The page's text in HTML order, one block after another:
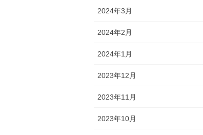
2024年3月
2024年2月
2024年1月
2023年12月
2023年11月
2023年10月